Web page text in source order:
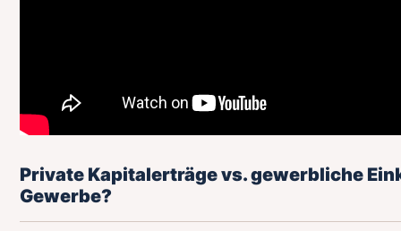
Private Kapitalerträge vs. gewerbliche
Gewerbe?